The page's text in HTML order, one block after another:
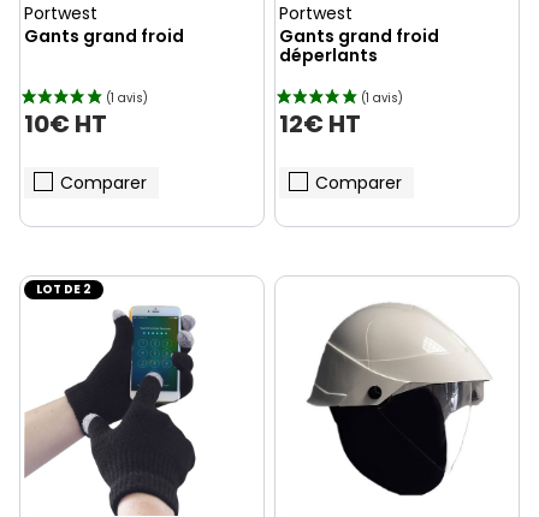
Portwest
Gants grand froid
10€ HT
Comparer
Portwest
Gants grand froid
déperlants
12€ HT
Comparer
LOT DE 2